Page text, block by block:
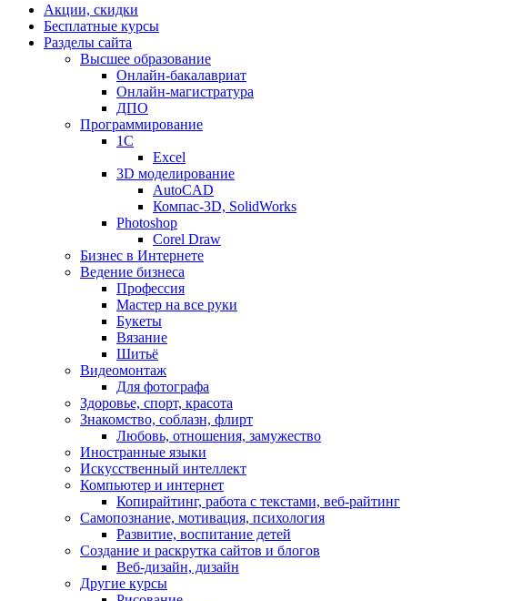
Акции, скидки
Бесплатные курсы
Разделы сайта
Высшее образование
Онлайн-бакалавриат
Онлайн-магистратура
ДПО
Программирование
1С
Excel
3D моделирование
AutoCAD
Компас-3D, SolidWorks
Photoshop
Corel Draw
Бизнес в Интернете
Ведение бизнеса
Профессия
Мастер на все руки
Букеты
Вязание
Шитьё
Видеомонтаж
Для фотографа
Здоровье, спорт, красота
Знакомство, соблазн, флирт
Любовь, отношения, замужество
Иностранные языки
Искусственный интеллект
Компьютер и интернет
Копирайтинг, работа с текстами, веб-райтинг
Самопознание, мотивация, психология
Развитие, воспитание детей
Создание и раскрутка сайтов и блогов
Веб-дизайн, дизайн
Другие курсы